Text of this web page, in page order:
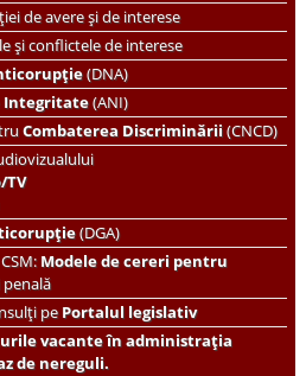
de avere și de interese
și conflictele de interese
(DNA)
Integritate(ANI)
Combaterea Discriminării(CNCD)
TV
(DGA)
Modele de cereri pentru
pePortalul legislativ
vacante în administrația
de nereguli.